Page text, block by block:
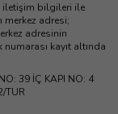
iletişim bilgileri ile
merkez adresi;
adresinin
kayıt altında
39 İÇ KAPI NO: 4
TUR